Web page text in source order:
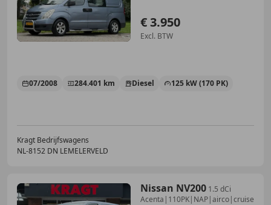
€ 3.950
Excl. BTW
07/2008 284.401 km Diesel 125 kW (170 PK)
Kragt Bedrijfswagens
NL-8152 DN LEMELERVELD
Nissan NV200 1.5 dCi